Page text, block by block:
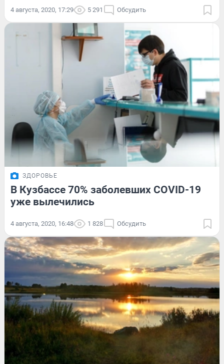
4 августа, 2020, 17:29 5 291 Обсудить
ЗДОРОВЬЕ
В Кузбассе 70% заболевших COVID-19
уже вылечились
4 августа, 2020, 16:48 1 828 Обсудить